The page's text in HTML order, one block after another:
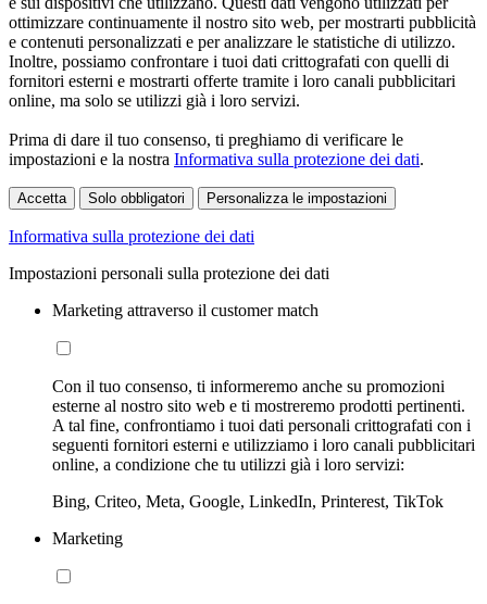
ottimizzare continuamente il nostro sito web, per mostrarti pubblicità
e contenuti personalizzati e per analizzare le statistiche di utilizzo.
Inoltre, possiamo confrontare i tuoi dati crittografati con quelli di
fornitori esterni e mostrarti offerte tramite i loro canali pubblicitari
online, ma solo se utilizzi già i loro servizi.
Prima di dare il tuo consenso, ti preghiamo di verificare le
impostazioni e la nostra Informativa sulla protezione dei dati.
Accetta Solo obbligatori Personalizza le impostazioni
Informativa sulla protezione dei dati
Impostazioni personali sulla protezione dei dati
Marketing attraverso il customer match
Con il tuo consenso, ti informeremo anche su promozioni
esterne al nostro sito web e ti mostreremo prodotti pertinenti.
A tal fine, confrontiamo i tuoi dati personali crittografati con i
seguenti fornitori esterni e utilizziamo i loro canali pubblicitari
online, a condizione che tu utilizzi già i loro servizi:
Bing, Criteo, Meta, Google, LinkedIn, Printerest, TikTok
Marketing